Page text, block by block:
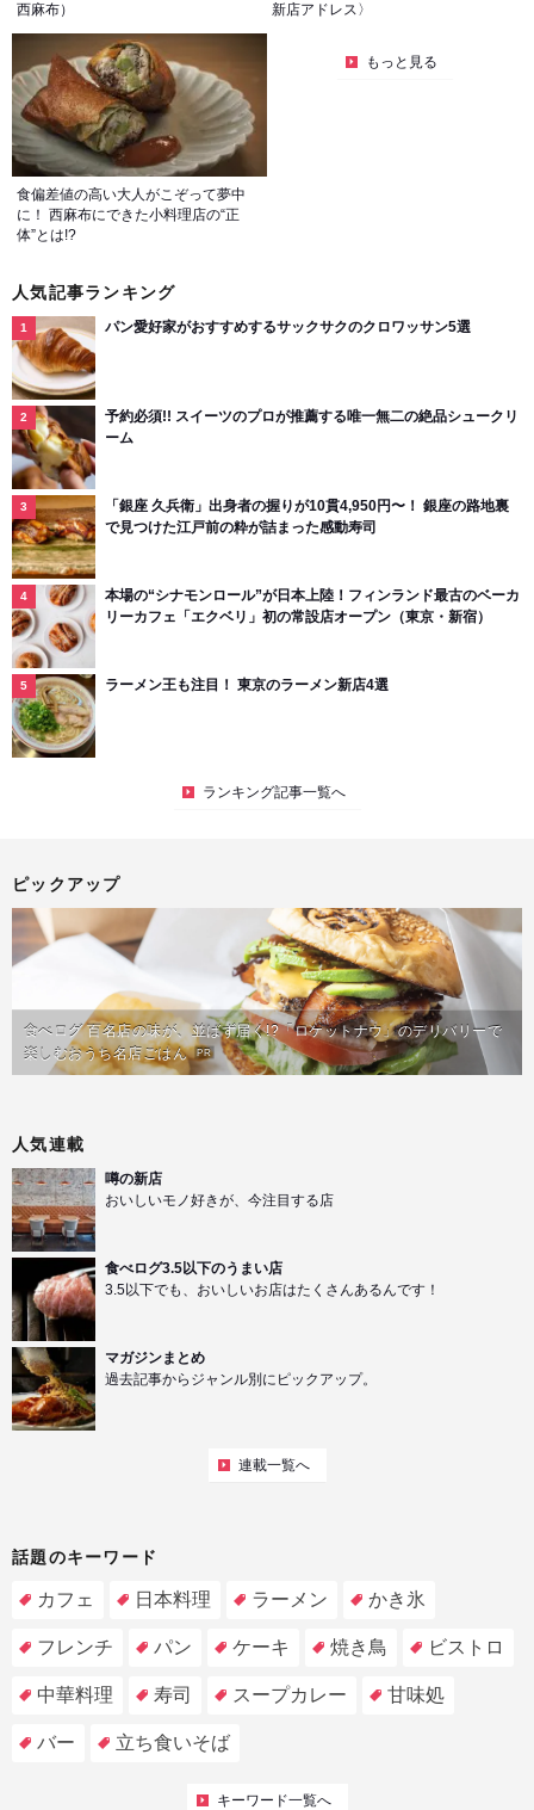
西麻布）
新店アドレス〉
食偏差値の高い大人がこぞって夢中
に！ 西麻布にできた小料理店の“正
体”とは!?
もっと見る
人気記事ランキング
パン愛好家がおすすめするサックサクのクロワッサン5選
予約必須!! スイーツのプロが推薦する唯一無二の絶品シュークリ
ーム
「銀座 久兵衛」出身者の握りが10貫4,950円〜！ 銀座の路地裏
で見つけた江戸前の粋が詰まった感動寿司
本場の“シナモンロール”が日本上陸！フィンランド最古のベーカ
リーカフェ「エクベリ」初の常設店オープン（東京・新宿）
ラーメン王も注目！ 東京のラーメン新店4選
ランキング記事一覧へ
ピックアップ
食べログ 百名店の味が、並ばず届く!?「ロケットナウ」のデリバリーで
楽しむおうち名店ごはん PR
人気連載
噂の新店
おいしいモノ好きが、今注目する店
食べログ3.5以下のうまい店
3.5以下でも、おいしいお店はたくさんあるんです！
マガジンまとめ
過去記事からジャンル別にピックアップ。
連載一覧へ
話題のキーワード
カフェ 日本料理 ラーメン かき氷
フレンチ パン ケーキ 焼き鳥 ビストロ
中華料理 寿司 スープカレー 甘味処
バー 立ち食いそば
キーワード一覧へ